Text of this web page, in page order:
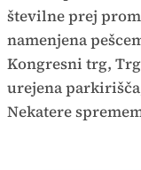
številne prej
namenjena
Kongresni trg,
urejena
Nekatere